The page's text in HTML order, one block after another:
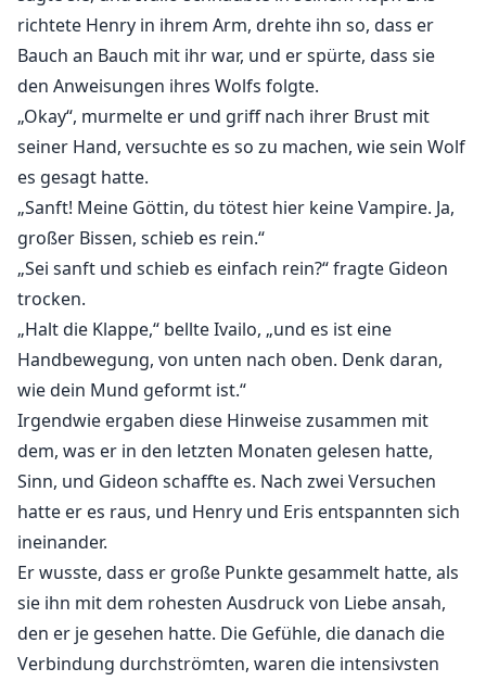
richtete Henry in ihrem Arm, drehte ihn so, dass er
Bauch an Bauch mit ihr war, und er spürte, dass sie
den Anweisungen ihres Wolfs folgte.
„Okay“, murmelte er und griff nach ihrer Brust mit
seiner Hand, versuchte es so zu machen, wie sein Wolf
es gesagt hatte.
„Sanft! Meine Göttin, du tötest hier keine Vampire. Ja,
großer Bissen, schieb es rein.“
„Sei sanft und schieb es einfach rein?“ fragte Gideon
trocken.
„Halt die Klappe,“ bellte Ivailo, „und es ist eine
Handbewegung, von unten nach oben. Denk daran,
wie dein Mund geformt ist.“
Irgendwie ergaben diese Hinweise zusammen mit
dem, was er in den letzten Monaten gelesen hatte,
Sinn, und Gideon schaffte es. Nach zwei Versuchen
hatte er es raus, und Henry und Eris entspannten sich
ineinander.
Er wusste, dass er große Punkte gesammelt hatte, als
sie ihn mit dem rohesten Ausdruck von Liebe ansah,
den er je gesehen hatte. Die Gefühle, die danach die
Verbindung durchströmten, waren die intensivsten